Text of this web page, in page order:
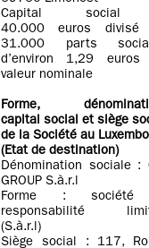
Capital
40.000 euros divisé
31.000 parts
d’environ 1,29 euros
valeur nominale
Forme,
capital social et siège
de la Société au
(Etat de destination)
Dénomination sociale :
GROUP S.à.r.l
Forme :
responsabilité
(S.à.r.l)
Siège social : 117,